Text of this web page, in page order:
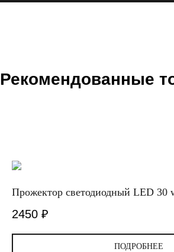
Рекомендованные
Прожектор светодиодный LED 30
2450 ₽
ПОДРОБНЕЕ